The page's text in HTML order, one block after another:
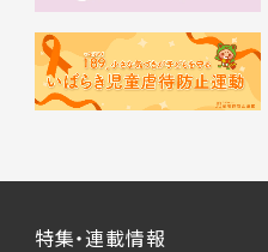
特集・連載情報